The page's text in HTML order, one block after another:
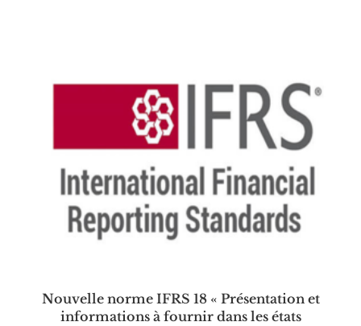
Nouvelle norme IFRS 18 « Présentation et
informations à fournir dans les états